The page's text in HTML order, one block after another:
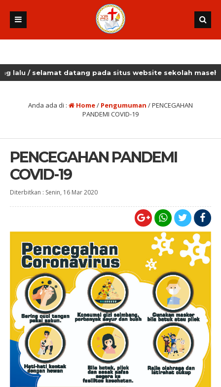
selamat datang pada situs website sekolah masehi kudus
Anda ada di : Home/ Pengumuman /PENCEGAHAN
PANDEMI COVID-19
PENCEGAHAN PANDEMI
COVID-19
Diterbitkan : Senin, 16 Mar 2020